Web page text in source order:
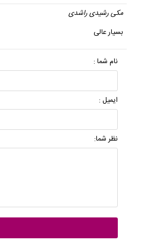
مکی رشیدی راشدی
بسیار عالی
نام شما :
ایمیل :
نظر شما: